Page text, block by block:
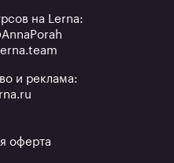
на Lerna:
и реклама:
оферта